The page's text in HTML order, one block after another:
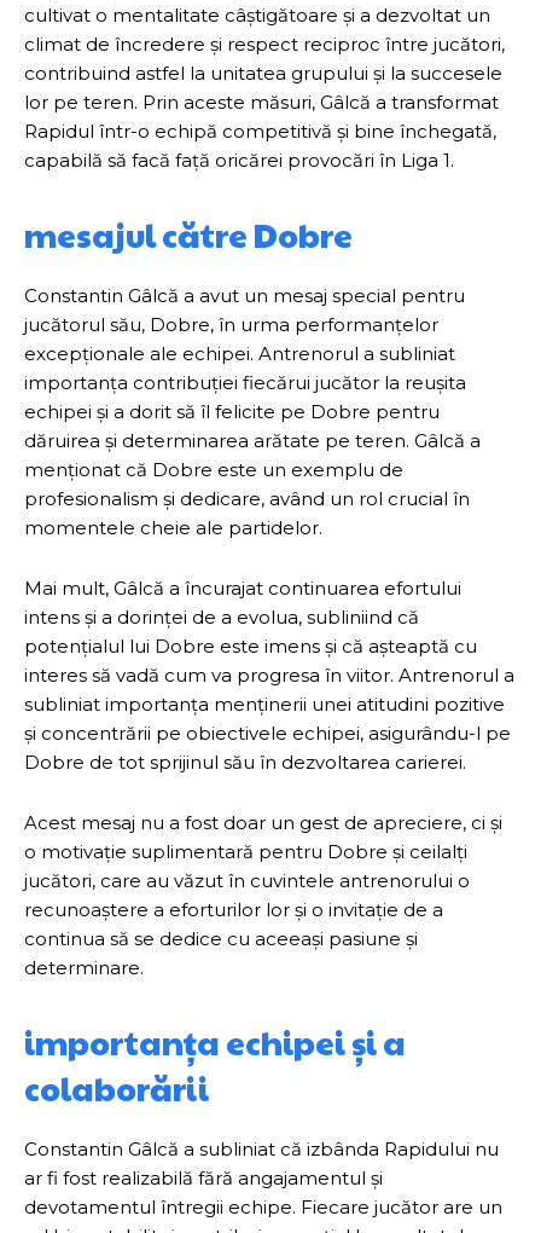
cultivat o mentalitate câștigătoare și a dezvoltat un
climat de încredere și respect reciproc între jucători,
contribuind astfel la unitatea grupului și la succesele
lor pe teren. Prin aceste măsuri, Gâlcă a transformat
Rapidul într-o echipă competitivă și bine închegată,
capabilă să facă față oricărei provocări în Liga 1.
mesajul către Dobre
Constantin Gâlcă a avut un mesaj special pentru
jucătorul său, Dobre, în urma performanțelor
excepționale ale echipei. Antrenorul a subliniat
importanța contribuției fiecărui jucător la reușita
echipei și a dorit să îl felicite pe Dobre pentru
dăruirea și determinarea arătate pe teren. Gâlcă a
menționat că Dobre este un exemplu de
profesionalism și dedicare, având un rol crucial în
momentele cheie ale partidelor.
Mai mult, Gâlcă a încurajat continuarea efortului
intens și a dorinței de a evolua, subliniind că
potențialul lui Dobre este imens și că așteaptă cu
interes să vadă cum va progresa în viitor. Antrenorul a
subliniat importanța menținerii unei atitudini pozitive
și concentrării pe obiectivele echipei, asigurându-l pe
Dobre de tot sprijinul său în dezvoltarea carierei.
Acest mesaj nu a fost doar un gest de apreciere, ci și
o motivație suplimentară pentru Dobre și ceilalți
jucători, care au văzut în cuvintele antrenorului o
recunoaștere a eforturilor lor și o invitație de a
continua să se dedice cu aceeași pasiune și
determinare.
importanța echipei și a
colaborării
Constantin Gâlcă a subliniat că izbânda Rapidului nu
ar fi fost realizabilă fără angajamentul și
devotamentul întregii echipe. Fiecare jucător are un